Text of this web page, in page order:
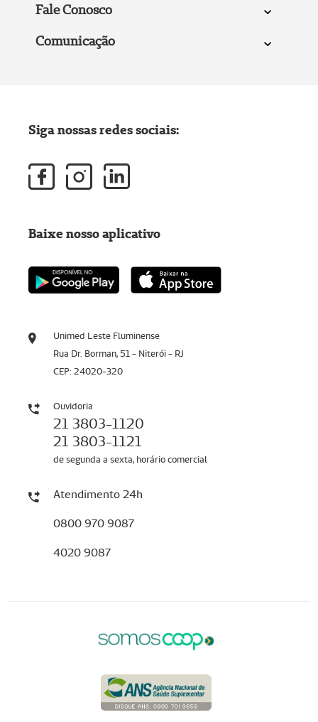
Fale Conosco
Comunicação
Unimed Leste Fluminense
Rua Dr. Borman, 51 - Niterói - RJ
CEP: 24020-320
Ouvidoria
21 3803-1120
21 3803-1121
de segunda a sexta, horário comercial
Atendimento 24h
0800 970 9087
4020 9087
Siga nossas redes sociais:
Baixe nosso aplicativo